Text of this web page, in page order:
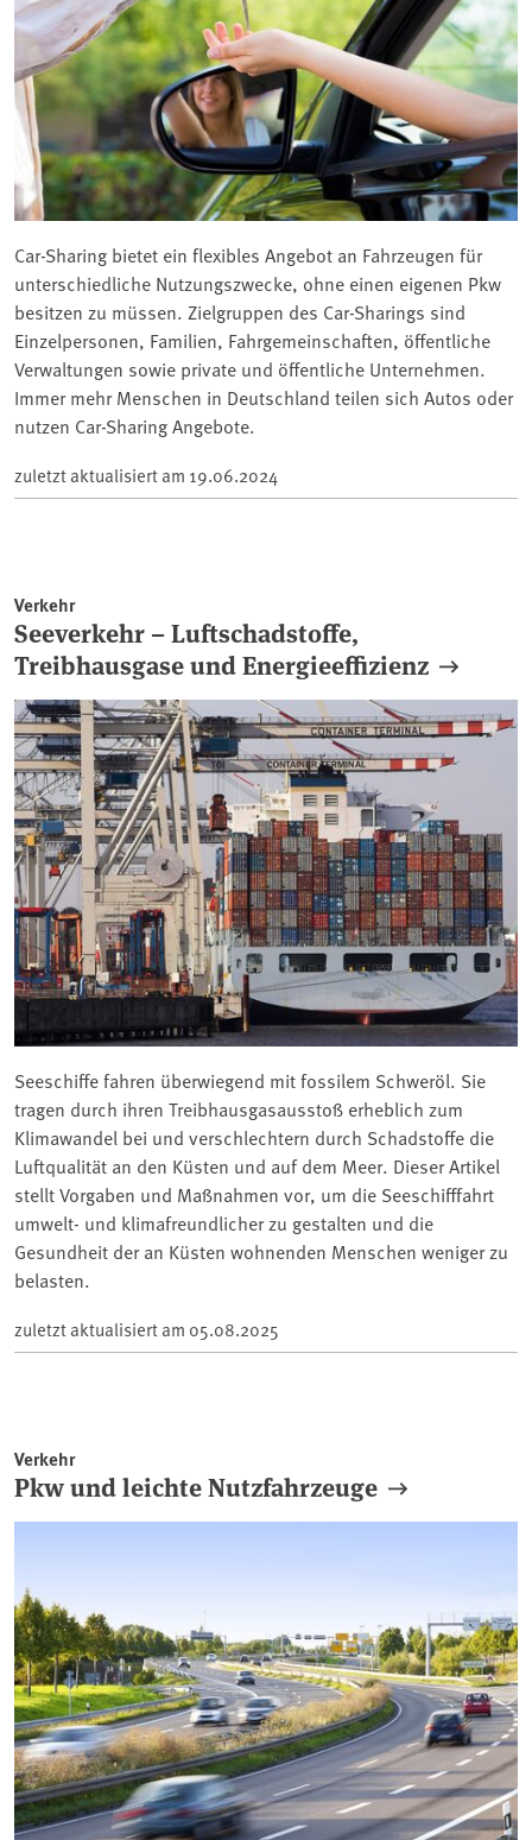
Car-Sharing bietet ein flexibles Angebot an Fahrzeugen für
unterschiedliche Nutzungszwecke, ohne einen eigenen Pkw
besitzen zu müssen. Zielgruppen des Car-Sharings sind
Einzelpersonen, Familien, Fahrgemeinschaften, öffentliche
Verwaltungen sowie private und öffentliche Unternehmen.
Immer mehr Menschen in Deutschland teilen sich Autos oder
nutzen Car-Sharing Angebote.
zuletzt aktualisiert am 19.06.2024
Verkehr
Seeverkehr – Luftschadstoffe,
Treibhausgase und Energieeffizienz
Seeschiffe fahren überwiegend mit fossilem Schweröl. Sie
tragen durch ihren Treibhausgasausstoß erheblich zum
Klimawandel bei und verschlechtern durch Schadstoffe die
Luftqualität an den Küsten und auf dem Meer. Dieser Artikel
stellt Vorgaben und Maßnahmen vor, um die Seeschifffahrt
umwelt- und klimafreundlicher zu gestalten und die
Gesundheit der an Küsten wohnenden Menschen weniger zu
belasten.
zuletzt aktualisiert am 05.08.2025
Verkehr
Pkw und leichte Nutzfahrzeuge